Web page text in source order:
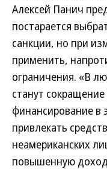
Алексей Панич
постарается
санкции, но при
применить,
ограничения. «В
станут
финансирование в
привлекать
неамериканских
повышенную